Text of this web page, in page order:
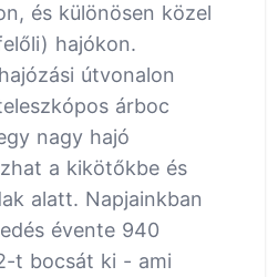
és különösen közel
hajókon.
útvonalon
árboc
nagy hajó
a kikötőkbe és
alatt. Napjainkban
évente 940
t bocsát ki - ami